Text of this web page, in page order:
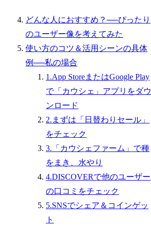
どんな人におすすめ？──ぴったり
のユーザー像を考えてみた
使い方のコツ＆活用シーンの具体
例──私の場合
1.App StoreまたはGoogle Play
で「カウシェ」アプリをダウ
ンロード
2.まずは「日替わりセール」
をチェック
3.「カウシェファーム」で種
をまき、水やり
4.DISCOVERで他のユーザー
の口コミをチェック
5.SNSでシェア＆コインゲッ
ト